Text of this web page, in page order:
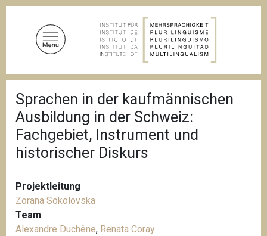
D
f
a
d
a
v
i
a
t
i
o
n
Sprachen in der kaufmännischen
Ausbildung in der Schweiz:
Fachgebiet, Instrument und
historischer Diskurs
Projektleitung
Zorana Sokolovska
Team
Alexandre Duchêne, Renata Coray